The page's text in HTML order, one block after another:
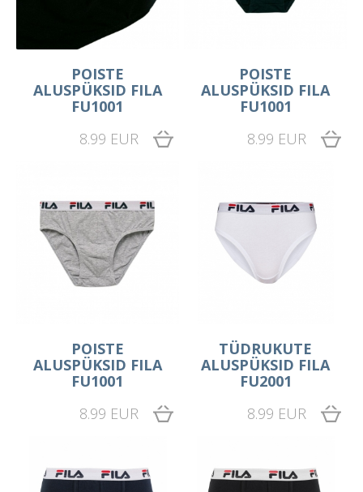
POISTE
ALUSPÜKSID FILA
FU1001
8.99 EUR
POISTE
ALUSPÜKSID FILA
FU1001
8.99 EUR
POISTE
ALUSPÜKSID FILA
FU1001
8.99 EUR
TÜDRUKUTE
ALUSPÜKSID FILA
FU2001
8.99 EUR